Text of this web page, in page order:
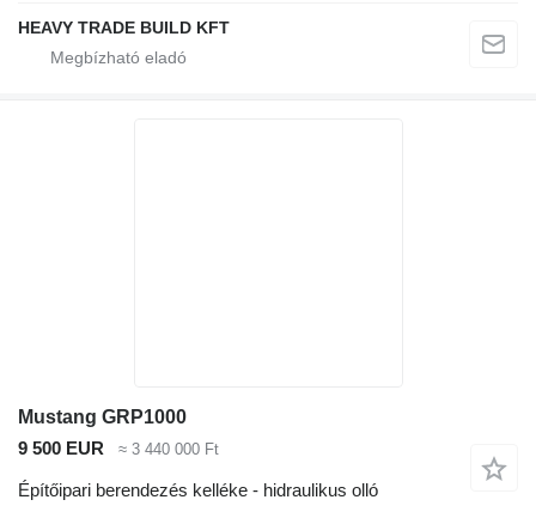
HEAVY TRADE BUILD KFT
Mustang GRP1000
9 500 EUR
≈ 3 440 000 Ft
Építőipari berendezés kelléke - hidraulikus olló